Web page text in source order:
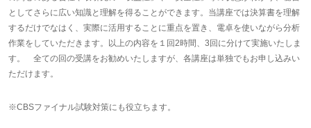
としてさらに広い知識と理解を得ることができます。当講座では決算書を理解
するだけでなはく、実際に活用することに重点を置き、電卓を使いながら分析
作業をしていただきます。以上の内容を１回2時間、3回に分けて実施いたしま
す。 全ての回の受講をお勧めいたしますが、各講座は単独でもお申し込みい
ただけます。
※CBSファイナル試験対策にも役立ちます。